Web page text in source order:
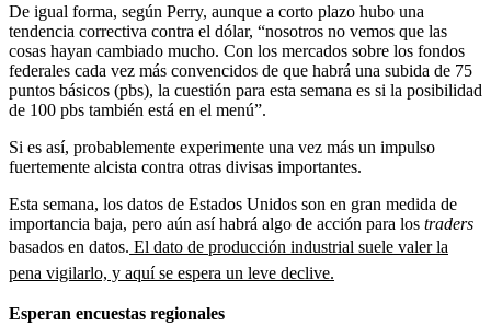
De igual forma, según Perry, aunque a corto plazo hubo una
tendencia correctiva contra el dólar, “nosotros no vemos que las
cosas hayan cambiado mucho. Con los mercados sobre los fondos
federales cada vez más convencidos de que habrá una subida de 75
puntos básicos (pbs), la cuestión para esta semana es si la posibilidad
de 100 pbs también está en el menú”.
Si es así, probablemente experimente una vez más un impulso
fuertemente alcista contra otras divisas importantes.
Esta semana, los datos de Estados Unidos son en gran medida de
importancia baja, pero aún así habrá algo de acción para los traders
basados en datos. El dato de producción industrial suele valer la
pena vigilarlo, y aquí se espera un leve declive.
Esperan encuestas regionales